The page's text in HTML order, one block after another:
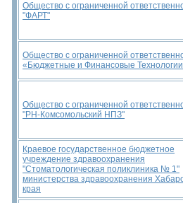
Общество с ограниченной
"ФАРТ"
Общество с ограниченной
«Бюджетные и Финансовые
Общество с ограниченной
"РН-Комсомольский НПЗ"
Краевое государственное бюджетное
учреждение здравоохранения
"Стоматологическая поликлиника № 1"
министерства здравоохранения
края